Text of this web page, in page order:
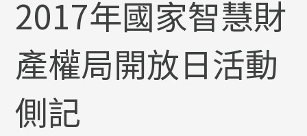
2017年國家智慧財
產權局開放日活動
側記